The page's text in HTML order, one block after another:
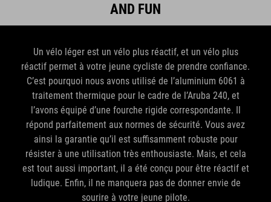
AND FUN
Un vélo léger est un vélo plus réactif, et un vélo plus
réactif permet à votre jeune cycliste de prendre confiance.
C’est pourquoi nous avons utilisé de l’aluminium 6061 à
traitement thermique pour le cadre de l’Aruba 240, et
l’avons équipé d’une fourche rigide correspondante. Il
répond parfaitement aux normes de sécurité. Vous avez
ainsi la garantie qu’il est suffisamment robuste pour
résister à une utilisation très enthousiaste. Mais, et cela
est tout aussi important, il a été conçu pour être réactif et
ludique. Enfin, il ne manquera pas de donner envie de
sourire à votre jeune pilote.